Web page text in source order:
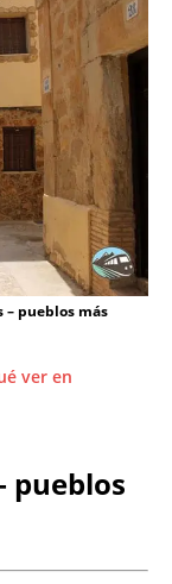
– pueblos más
ver en
pueblos